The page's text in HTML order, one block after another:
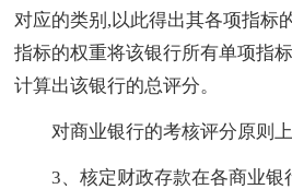
对应的类别,以此得出其各项指标
指标的权重将该银行所有单项指
计算出该银行的总评分。
对商业银行的考核评分原则上
3、核定财政存款在各商业银